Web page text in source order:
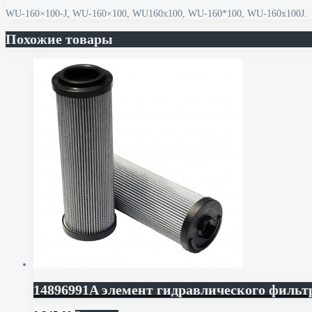
WU-160×100-J, WU-160×100, WU160x100, WU-160*100, WU-160x100J.
Похожие товары
14896991A элемент гидравлического